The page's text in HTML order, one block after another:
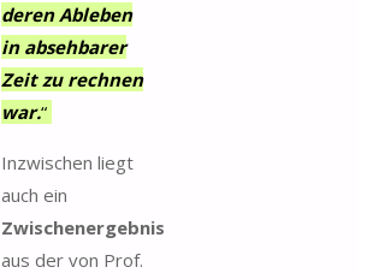
deren Ableben
in absehbarer
Zeit zu rechnen
war.“
Inzwischen liegt
auch ein
Zwischenergebnis
aus der von Prof.